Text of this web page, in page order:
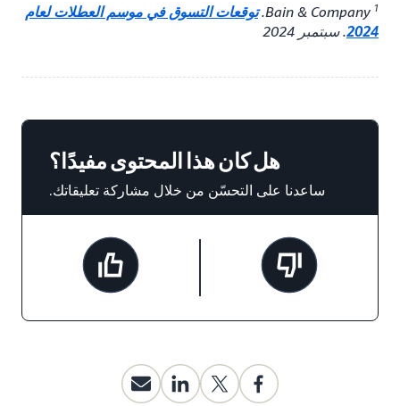
1
Bain & Company. توقعات التسوق في موسم العطلات لعام
2024. سبتمبر 2024
هل كان هذا المحتوى مفيدًا؟
ساعدنا على التحسّن من خلال مشاركة تعليقاتك.